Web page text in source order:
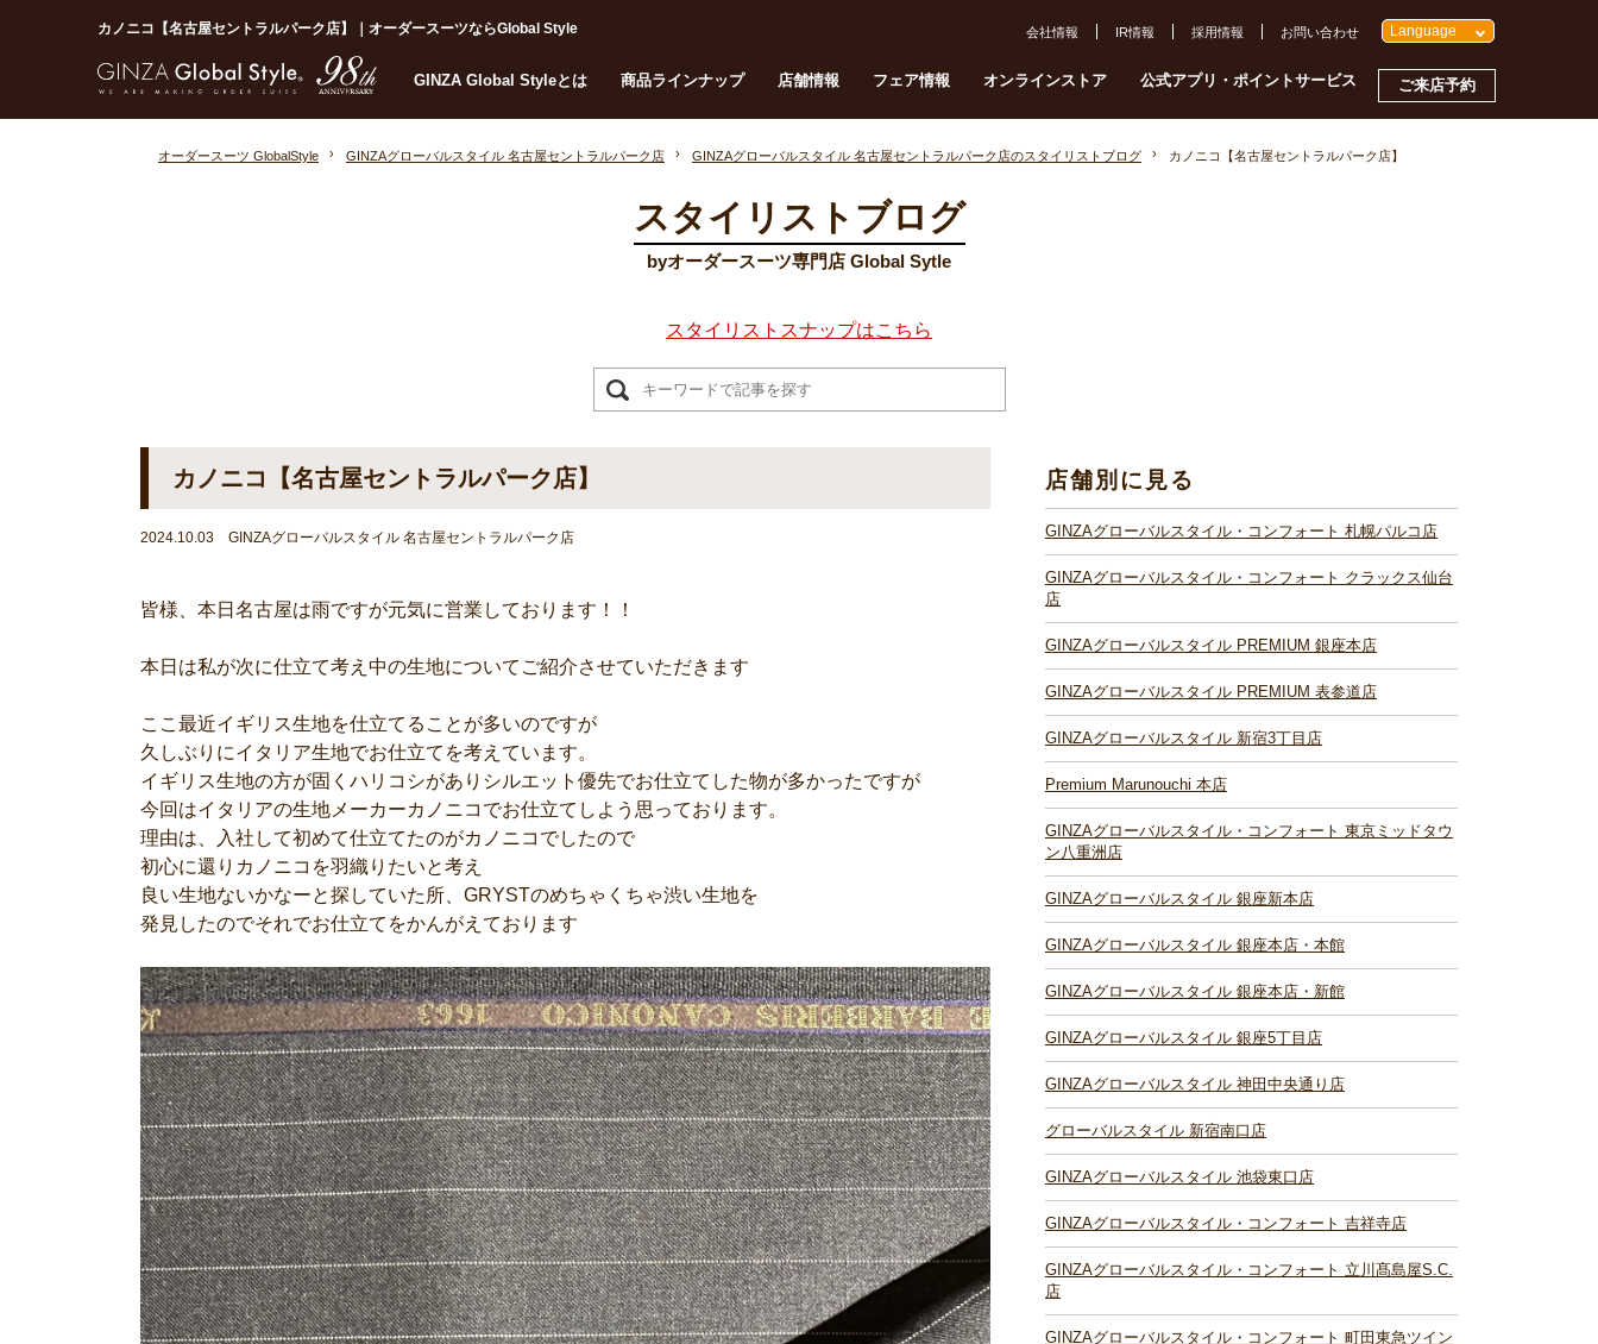
カノニコ【名古屋セントラルパーク店】｜オーダースーツならGlobal Style
GINZA Global Styleとは 商品ラインナップ 店舗情報 フェア情報 オンラインストア 公式アプリ・ポイントサービス ご来店予約
会社情報 IR情報 採用情報 お問い合わせ Language
オーダースーツ GlobalStyle GINZAグローバルスタイル 名古屋セントラルパーク店 GINZAグローバルスタイル 名古屋セントラルパーク店のスタイリストブログ カノニコ【名古屋セントラルパーク店】
スタイリストブログ
byオーダースーツ専門店 Global Sytle
スタイリストスナップはこちら
カノニコ【名古屋セントラルパーク店】
2024.10.03 GINZAグローバルスタイル 名古屋セントラルパーク店
皆様、本日名古屋は雨ですが元気に営業しております！！
本日は私が次に仕立て考え中の生地についてご紹介させていただきます
ここ最近イギリス生地を仕立てることが多いのですが
久しぶりにイタリア生地でお仕立てを考えています。
イギリス生地の方が固くハリコシがありシルエット優先でお仕立てした物が多かったですが
今回はイタリアの生地メーカーカノニコでお仕立てしよう思っております。
理由は、入社して初めて仕立てたのがカノニコでしたので
初心に還りカノニコを羽織りたいと考え
良い生地ないかなーと探していた所、GRYSTのめちゃくちゃ渋い生地を
発見したのでそれでお仕立てをかんがえております
店舗別に見る
GINZAグローバルスタイル・コンフォート 札幌パルコ店
GINZAグローバルスタイル・コンフォート クラックス仙台
店
GINZAグローバルスタイル PREMIUM 銀座本店
GINZAグローバルスタイル PREMIUM 表参道店
GINZAグローバルスタイル 新宿3丁目店
Premium Marunouchi 本店
GINZAグローバルスタイル・コンフォート 東京ミッドタウ
ン八重洲店
GINZAグローバルスタイル 銀座新本店
GINZAグローバルスタイル 銀座本店・本館
GINZAグローバルスタイル 銀座本店・新館
GINZAグローバルスタイル 銀座5丁目店
GINZAグローバルスタイル 神田中央通り店
グローバルスタイル 新宿南口店
GINZAグローバルスタイル 池袋東口店
GINZAグローバルスタイル・コンフォート 吉祥寺店
GINZAグローバルスタイル・コンフォート 立川髙島屋S.C.
店
GINZAグローバルスタイル・コンフォート 町田東急ツイン